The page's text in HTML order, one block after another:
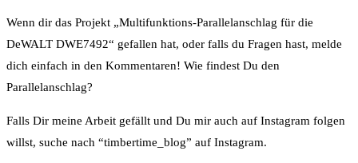
Wenn dir das Projekt „Multifunktions-Parallelanschlag für die
DeWALT DWE7492“ gefallen hat, oder falls du Fragen hast, melde
dich einfach in den Kommentaren! Wie findest Du den
Parallelanschlag?
Falls Dir meine Arbeit gefällt und Du mir auch auf Instagram folgen
willst, suche nach “timbertime_blog” auf Instagram.